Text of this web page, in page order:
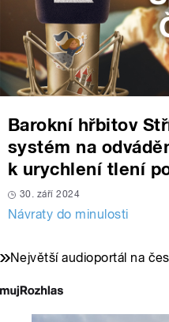
Barokní hřbitov
systém na
k urychlení tlení
30. září 2024
Návraty do minulosti
Největší audioportál na